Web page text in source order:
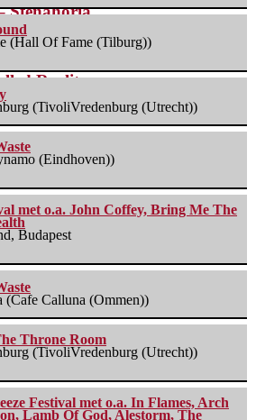
Stenahoria
Reality
Dark Poem II: Sanguis
(Hall Of Fame (Tilburg))
(TivoliVredenburg (Utrecht))
(Eindhoven))
met o.a. John Coffey, Bring Me The
Budapest
(Cafe Calluna (Ommen))
Throne Room
(TivoliVredenburg (Utrecht))
Festival met o.a. In Flames, Arch
Lamb Of God, Alestorm, The